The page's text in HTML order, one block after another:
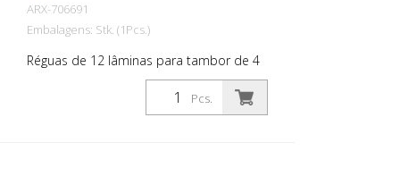
ARX-706691
Embalagens: Stk. (1Pcs.)
Réguas de 12 lâminas para tambor de 4
eixos - incluindo 4 eixos + discos
intermediários para tambor de 4 eixos
VA 30 S, VA 30 SH Conjunto de lamelas
Pcs.